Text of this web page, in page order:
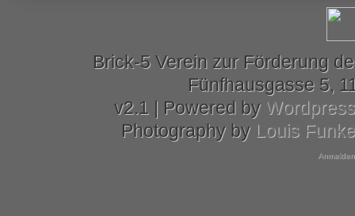
Brick-5 Verein zur Förderung
Fünfhausgasse 5,
v2.1 | Powered by Wordpress
Photography by Louis Funke
Anmelden